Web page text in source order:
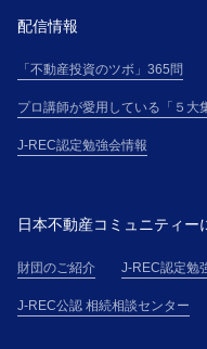
して提供するものとし
「所属団体」という
「団体申込」という
第５条(本講座受講申
査基準に基づく受講
諾しない場合には、
講を承諾しない旨を
２．主催者と受講者
配信情報
「不動産投資のツボ」365問
プロ講師が愛用している「５大
J-REC認定勉強会情報
日本不動産コミュニティー
財団のご紹介 J-REC認定勉
J-REC公認 相続相談センター